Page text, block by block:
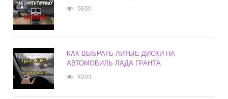
5650
КАК ВЫБРАТЬ ЛИТЫЕ ДИСКИ НА
АВТОМОБИЛЬ ЛАДА ГРАНТА
8203